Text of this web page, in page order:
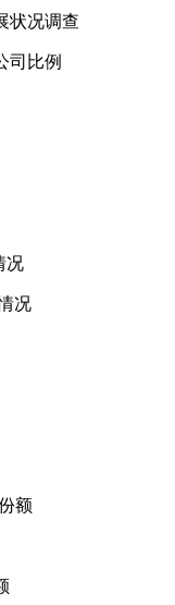
状况调查
司比例
况
况
额